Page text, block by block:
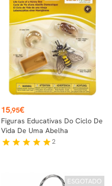
Preço
15,95€
Figuras Educativas Do Ciclo De
Vida De Uma Abelha
star star star star star2
ESGOTADO